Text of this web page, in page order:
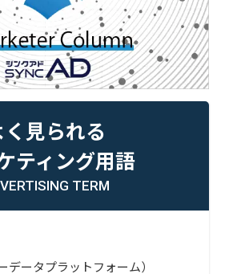
く見られる
ティング用語
TERM
データプラットフォーム）